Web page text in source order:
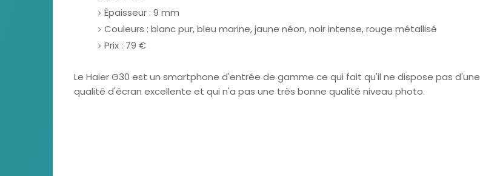
Épaisseur : 9 mm
Couleurs : blanc pur, bleu marine, jaune néon, noir intense, rouge métallisé
Prix : 79 €
Le Haier G30 est un smartphone d'entrée de gamme ce qui fait qu'il ne dispose pas d'une
qualité d'écran excellente et qui n'a pas une très bonne qualité niveau photo.